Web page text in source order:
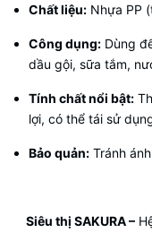
Chất liệu: Nhựa PP
Công dụng: Dùng
dầu gội, sữa tắm,
Tính chất nổi bật:
lợi, có thể tái sử
Bảo quản: Tránh
Siêu thị SAKURA–